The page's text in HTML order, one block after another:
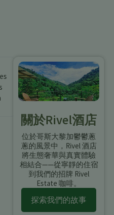
關於Rivel酒店
位於哥斯大黎加鬱鬱蔥
蔥的風景中，Rivel 酒店
將生態奢華與真實體驗
相結合——從寧靜的住宿
到我們的招牌 Rivel
Estate 咖啡。
探索我們的故事